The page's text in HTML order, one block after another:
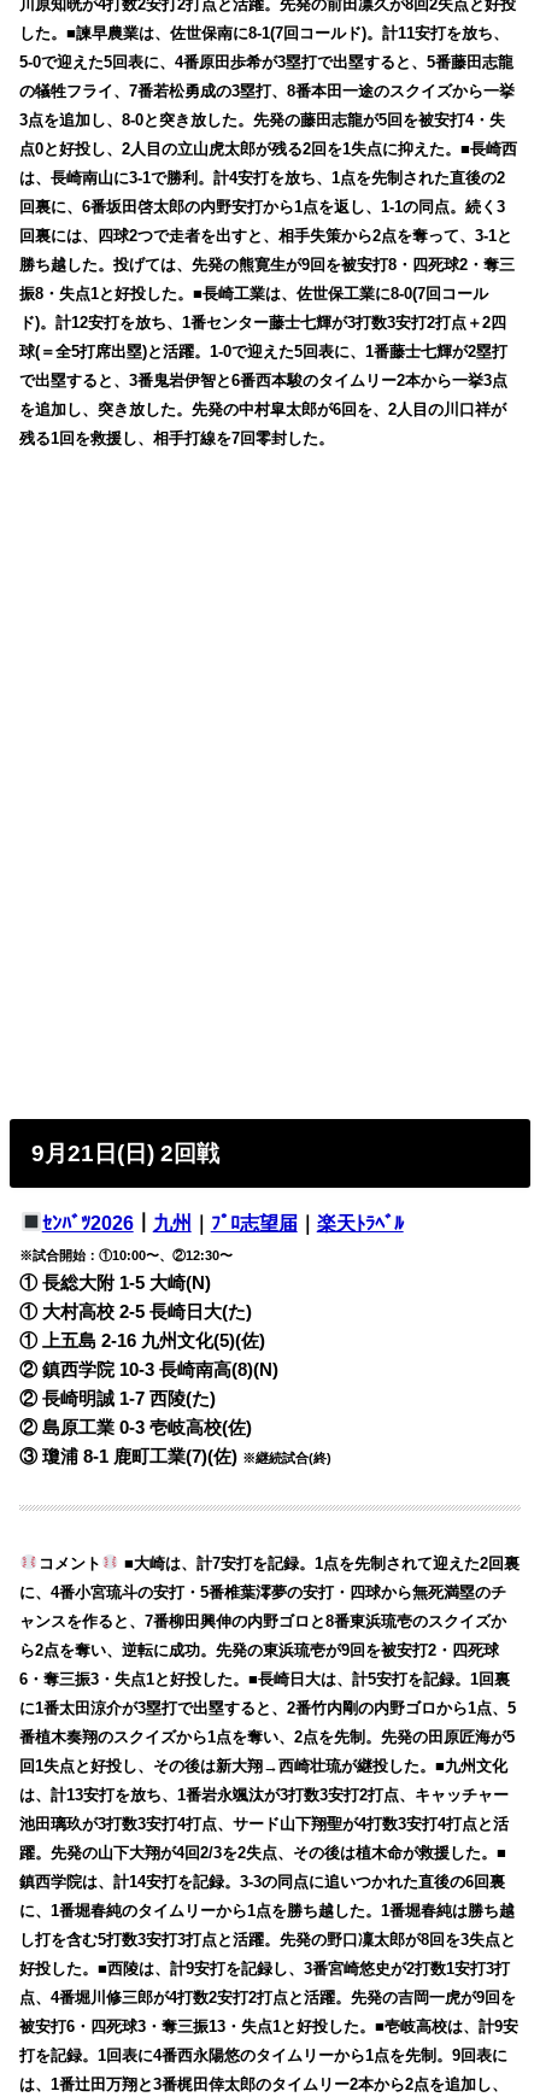
川原知晄が4打数2安打2打点と活躍。先発の前田凛久が8回2失点と好投
した。■諫早農業は、佐世保南に8-1(7回コールド)。計11安打を放ち、
5-0で迎えた5回表に、4番原田歩希が3塁打で出塁すると、5番藤田志龍
の犠牲フライ、7番若松勇成の3塁打、8番本田一途のスクイズから一挙
3点を追加し、8-0と突き放した。先発の藤田志龍が5回を被安打4・失
点0と好投し、2人目の立山虎太郎が残る2回を1失点に抑えた。■長崎西
は、長崎南山に3-1で勝利。計4安打を放ち、1点を先制された直後の2
回裏に、6番坂田啓太郎の内野安打から1点を返し、1-1の同点。続く3
回裏には、四球2つで走者を出すと、相手失策から2点を奪って、3-1と
勝ち越した。投げては、先発の熊寛生が9回を被安打8・四死球2・奪三
振8・失点1と好投した。■長崎工業は、佐世保工業に8-0(7回コール
ド)。計12安打を放ち、1番センター藤士七輝が3打数3安打2打点＋2四
球(＝全5打席出塁)と活躍。1-0で迎えた5回表に、1番藤士七輝が2塁打
で出塁すると、3番鬼岩伊智と6番西本駿のタイムリー2本から一挙3点
を追加し、突き放した。先発の中村皐太郎が6回を、2人目の川口祥が
残る1回を救援し、相手打線を7回零封した。
9月21日(日) 2回戦
ｾﾝﾊﾞﾂ2026｜ 九州 ﾌﾟﾛ志望届｜ 楽天ﾄﾗﾍﾞﾙ
※試合開始：①10:00〜、②12:30〜
① 長総大附 1-5 大崎(N)
① 大村高校 2-5 長崎日大(た)
① 上五島 2-16 九州文化(5)(佐)
② 鎮西学院 10-3 長崎南高(8)(N)
② 長崎明誠 1-7 西陵(た)
② 島原工業 0-3 壱岐高校(佐)
③ 瓊浦 8-1 鹿町工業(7)(佐) ※継続試合(終)
コメント
■大崎は、計7安打を記録。1点を先制されて迎えた2回裏
に、4番小宮琉斗の安打・5番椎葉澪夢の安打・四球から無死満塁のチ
ャンスを作ると、7番柳田興伸の内野ゴロと8番東浜琉壱のスクイズか
ら2点を奪い、逆転に成功。先発の東浜琉壱が9回を被安打2・四死球
6・奪三振3・失点1と好投した。■長崎日大は、計5安打を記録。1回裏
に1番太田涼介が3塁打で出塁すると、2番竹内剛の内野ゴロから1点、5
番植木奏翔のスクイズから1点を奪い、2点を先制。先発の田原匠海が5
回1失点と好投し、その後は新大翔→西崎壮琉が継投した。■九州文化
は、計13安打を放ち、1番岩永颯汰が3打数3安打2打点、キャッチャー
池田璃玖が3打数3安打4打点、サード山下翔聖が4打数3安打4打点と活
躍。先発の山下大翔が4回2/3を2失点、その後は植木命が救援した。■
鎮西学院は、計14安打を記録。3-3の同点に追いつかれた直後の6回裏
に、1番堀春純のタイムリーから1点を勝ち越した。1番堀春純は勝ち越
し打を含む5打数3安打3打点と活躍。先発の野口凜太郎が8回を3失点と
好投した。■西陵は、計9安打を記録し、3番宮崎悠史が2打数1安打3打
点、4番堀川修三郎が4打数2安打2打点と活躍。先発の吉岡一虎が9回を
被安打6・四死球3・奪三振13・失点1と好投した。■壱岐高校は、計9安
打を記録。1回表に4番西永陽悠のタイムリーから1点を先制。9回表に
は、1番辻田万翔と3番梶田倖太郎のタイムリー2本から2点を追加し、